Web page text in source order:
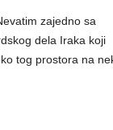
zajedno sa
dela Iraka koji
tog prostora na